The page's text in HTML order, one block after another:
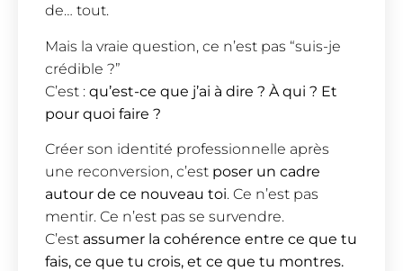
de… tout.
Mais la vraie question, ce n’est pas “suis-je
crédible ?”
C’est : qu’est-ce que j’ai à dire ? À qui ? Et
pour quoi faire ?
Créer son identité professionnelle après
une reconversion, c’est poser un cadre
autour de ce nouveau toi. Ce n’est pas
mentir. Ce n’est pas se survendre.
C’est assumer la cohérence entre ce que tu
fais, ce que tu crois, et ce que tu montres.